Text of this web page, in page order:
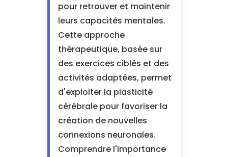
pour retrouver et maintenir
leurs capacités mentales.
Cette approche
thérapeutique, basée sur
des exercices ciblés et des
activités adaptées, permet
d'exploiter la plasticité
cérébrale pour favoriser la
création de nouvelles
connexions neuronales.
Comprendre l'importance